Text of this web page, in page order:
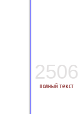
2506
полный текст